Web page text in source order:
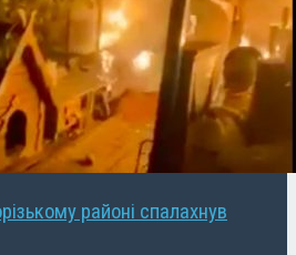
районі спалахнув